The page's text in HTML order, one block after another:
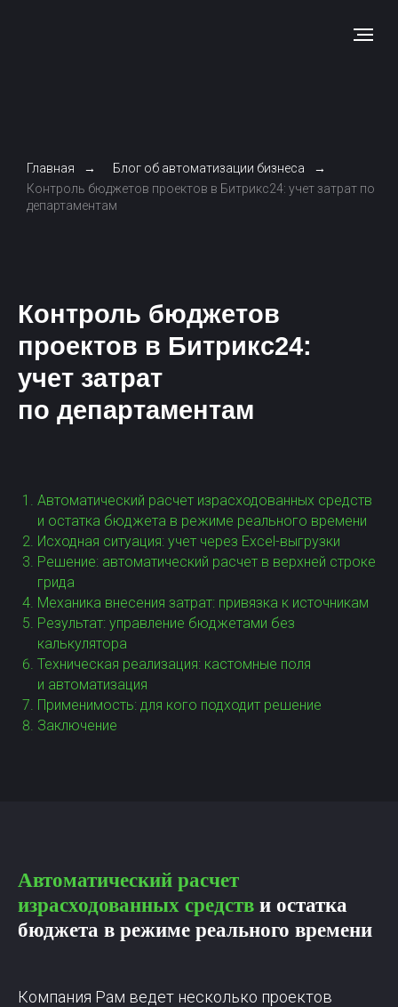
Главная → Блог об автоматизации бизнеса
→
Контроль бюджетов проектов в Битрикс24: учет затрат по
департаментам
Оптимизация планирования
посменных дежурств и обработки
входящих заявок для агентства
Хочу также
► Смотреть видеообзор
Автоматический расчет израсходованных средств
и остатка бюджета в режиме реального времени
Исходная ситуация: учет через Excel-выгрузки
Решение: автоматический расчет в верхней строке
грида
Механика внесения затрат: привязка к источникам
Результат: управление бюджетами без
калькулятора
Техническая реализация: кастомные поля
и автоматизация
Применимость: для кого подходит решение
Заключение
Автоматический расчет
израсходованных средств и остатка
бюджета в режиме реального времени
Компания Рам ведет несколько проектов